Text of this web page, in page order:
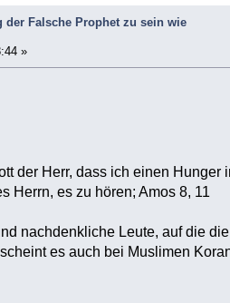
der Falsche Prophet zu sein wie
»
der Herr, dass ich einen
Herrn, es zu hören; Amos 8, 11
nachdenkliche Leute, auf die
es auch bei Muslimen